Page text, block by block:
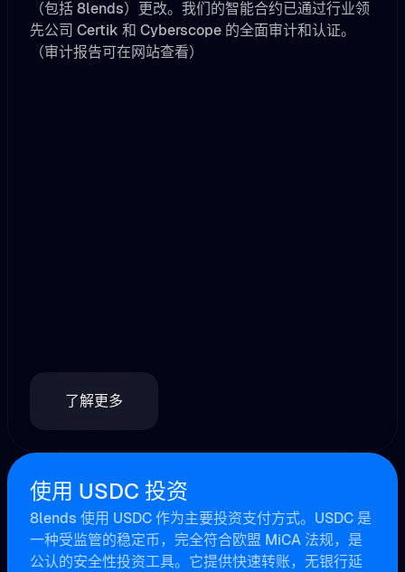
（包括 8lends）更改。我们的智能合约已通过行业领
先公司 Certik 和 Cyberscope 的全面审计和认证。
（审计报告可在网站查看）
了解更多
使用 USDC 投资
8lends 使用 USDC 作为主要投资支付方式。USDC 是
一种受监管的稳定币，完全符合欧盟 MiCA 法规，是
公认的安全性投资工具。它提供快速转账，无银行延